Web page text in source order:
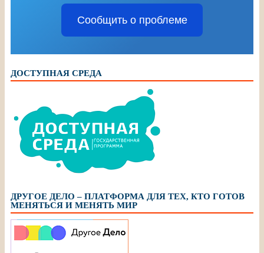
Сообщить о проблеме
ДОСТУПНАЯ СРЕДА
ДРУГОЕ ДЕЛО – ПЛАТФОРМА ДЛЯ ТЕХ, КТО ГОТОВ
МЕНЯТЬСЯ И МЕНЯТЬ МИР